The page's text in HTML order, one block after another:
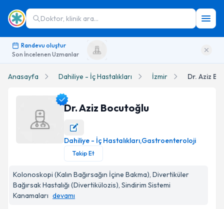
Doktor, klinik ara...
Randevu oluştur
Son İncelenen Uzmanlar
Anasayfa Dahiliye - İç Hastalıkları İzmir Dr. Aziz
Dr. Aziz Bocutoğlu Profil Fotoğrafı
Dr. Aziz Bocutoğlu
Dahiliye - İç Hastalıkları,Gastroenteroloji
Takip Et
Kolonoskopi (Kalın Bağırsağın İçine Bakma), Divertiküler
Bağırsak Hastalığı (Divertikülozis), Sindirim Sistemi
Kanamaları devamı